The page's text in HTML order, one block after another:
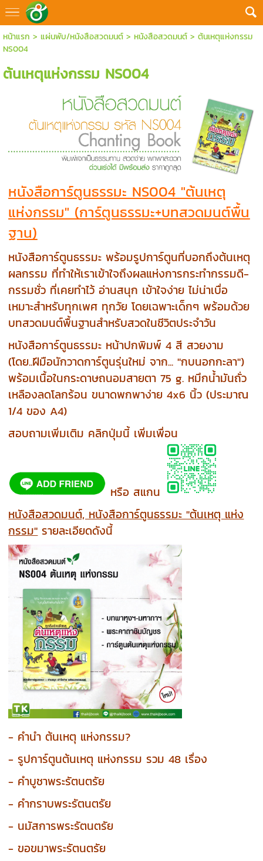
หน้าแรก > แผ่นพับ/หนังสือสวดมนต์> หนังสือสวดมนต์> ต้นเหตุแห่งกรรม
NS004
ต้นเหตุแห่งกรรม NS004
หนังสือการ์ตูนธรรมะ NS004 "ต้นเหตุ
แห่งกรรม" (การ์ตูนธรรมะ+บทสวดมนต์พื้น
ฐาน)
หนังสือการ์ตูนธรรมะ พร้อมรูปการ์ตูนที่บอกถึงต้นเหตุ
ผลกรรม ที่ทำให้เราเข้าใจถึงผลแห่งการกระทำกรรมดี-
กรรมชั่ว ที่เคยทำไว้ อ่านสนุก เข้าใจง่าย ไม่น่าเบื่อ
เหมาะสำหรับทุกเพศ ทุกวัย โดยเฉพาะเด็กๆ พร้อมด้วย
บทสวดมนต์พื้นฐานสำหรับสวดในชีวิตประจำวัน
หนังสือการ์ตูนธรรมะ หน้าปกพิมพ์ 4 สี สวยงาม
(โดย..ฝีมือนักวาดการ์ตูนรุ่นใหม่ จาก... "กบนอกกะลา")
พร้อมเนื้อในกระดาษถนอมสายตา 75 g. หมึกน้ำมันถั่ว
เหลืองลดโลกร้อน ขนาดพกพาง่าย 4x6 นิ้ว (ประมาณ
1/4 ของ A4)
สอบถามเพิ่มเติม คลิกปุ่มนี้ เพิ่มเพื่อน
หรือ สแกน
หนังสือสวดมนต์, หนังสือการ์ตูนธรรมะ "ต้นเหตุ แห่ง
กรรม" รายละเอียดดังนี้
- คำนำ ต้นเหตุ แห่งกรรม?
- รูปการ์ตูนต้นเหตุ แห่งกรรม รวม 48 เรื่อง
- คำบูชาพระรัตนตรัย
- คำกราบพระรัตนตรัย
- นมัสการพระรัตนตรัย
- ขอขมาพระรัตนตรัย